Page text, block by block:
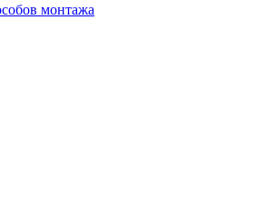
монтажа